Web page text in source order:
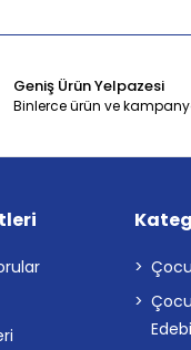
Geniş Ürün Yelpazesi
Binlerce ürün ve